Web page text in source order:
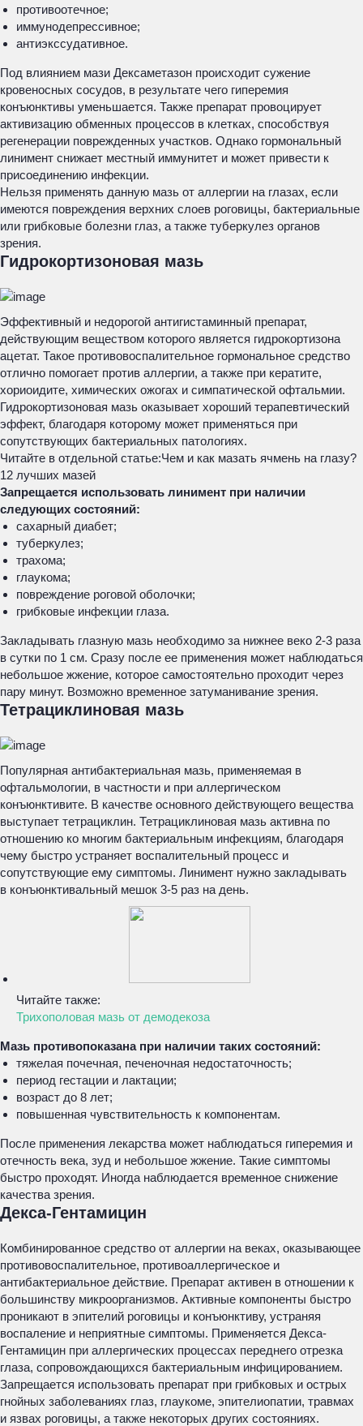
противоотечное;
иммунодепрессивное;
антиэкссудативное.
Под влиянием мази Дексаметазон происходит сужение
кровеносных сосудов, в результате чего гиперемия
конъюнктивы уменьшается. Также препарат провоцирует
активизацию обменных процессов в клетках, способствуя
регенерации поврежденных участков. Однако гормональный
линимент снижает местный иммунитет и может привести к
присоединению инфекции.
Нельзя применять данную мазь от аллергии на глазах, если
имеются повреждения верхних слоев роговицы, бактериальные
или грибковые болезни глаз, а также туберкулез органов
зрения.
Гидрокортизоновая мазь
Эффективный и недорогой антигистаминный препарат,
действующим веществом которого является гидрокортизона
ацетат. Такое противовоспалительное гормональное средство
отлично помогает против аллергии, а также при кератите,
хориоидите, химических ожогах и симпатической офтальмии.
Гидрокортизоновая мазь оказывает хороший терапевтический
эффект, благодаря которому может применяться при
сопутствующих бактериальных патологиях.
Читайте в отдельной статье:Чем и как мазать ячмень на глазу?
12 лучших мазей
Запрещается использовать линимент при наличии
следующих состояний:
сахарный диабет;
туберкулез;
трахома;
глаукома;
повреждение роговой оболочки;
грибковые инфекции глаза.
Закладывать глазную мазь необходимо за нижнее веко 2-3 раза
в сутки по 1 см. Сразу после ее применения может наблюдаться
небольшое жжение, которое самостоятельно проходит через
пару минут. Возможно временное затуманивание зрения.
Тетрациклиновая мазь
Популярная антибактериальная мазь, применяемая в
офтальмологии, в частности и при аллергическом
конъюнктивите. В качестве основного действующего вещества
выступает тетрациклин. Тетрациклиновая мазь активна по
отношению ко многим бактериальным инфекциям, благодаря
чему быстро устраняет воспалительный процесс и
сопутствующие ему симптомы. Линимент нужно закладывать
в конъюнктивальный мешок 3-5 раз на день.
Читайте также:
Трихополовая мазь от демодекоза
Мазь противопоказана при наличии таких состояний:
тяжелая почечная, печеночная недостаточность;
период гестации и лактации;
возраст до 8 лет;
повышенная чувствительность к компонентам.
После применения лекарства может наблюдаться гиперемия и
отечность века, зуд и небольшое жжение. Такие симптомы
быстро проходят. Иногда наблюдается временное снижение
качества зрения.
Декса-Гентамицин
Комбинированное средство от аллергии на веках, оказывающее
противовоспалительное, противоаллергическое и
антибактериальное действие. Препарат активен в отношении к
большинству микроорганизмов. Активные компоненты быстро
проникают в эпителий роговицы и конъюнктиву, устраняя
воспаление и неприятные симптомы. Применяется Декса-
Гентамицин при аллергических процессах переднего отрезка
глаза, сопровождающихся бактериальным инфицированием.
Запрещается использовать препарат при грибковых и острых
гнойных заболеваниях глаз, глаукоме, эпителиопатии, травмах
и язвах роговицы, а также некоторых других состояниях.